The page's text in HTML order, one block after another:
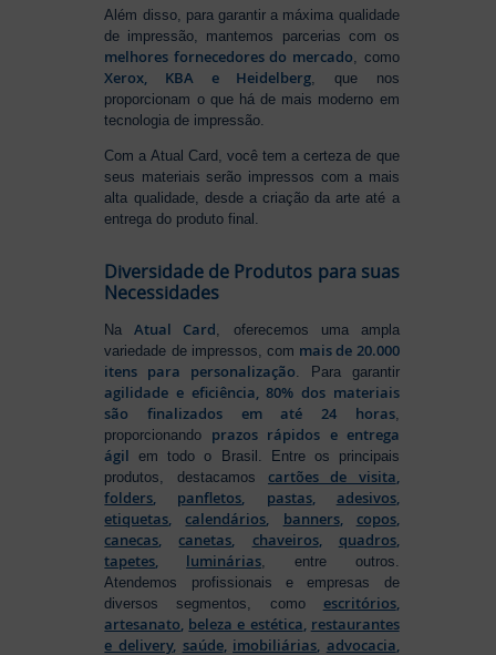
Além disso, para garantir a máxima qualidade
de impressão, mantemos parcerias com os
melhores fornecedores do mercado , como
Xerox, KBA e Heidelberg , que nos
proporcionam o que há de mais moderno em
tecnologia de impressão.
Com a Atual Card, você tem a certeza de que
seus materiais serão impressos com a mais
alta qualidade, desde a criação da arte até a
entrega do produto final.
Diversidade de Produtos para suas
Necessidades
NaAtual Card, oferecemos uma ampla
variedade de impressos, com mais de 20.000
itens para personalização. Para garantir
agilidade e eficiência, 80% dos materiais
são finalizados em até 24 horas,
proporcionando prazos rápidos e entrega
ágil em todo o Brasil. Entre os principais
produtos, destacamos cartões de visita,
folders, panfletos, pastas, adesivos,
etiquetas,calendários, banners, copos,
canecas,canetas, chaveiros, quadros,
tapetes, luminárias, entre outros.
Atendemos profissionais e empresas de
diversos segmentos, como escritórios,
artesanato, beleza e estética, restaurantes
e delivery, saúde, imobiliárias, advocacia,